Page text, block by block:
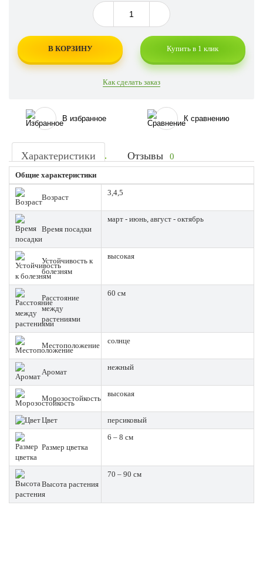
В КОРЗИНУ Купить в 1 клик
Как сделать заказ
В избранное К сравнению
Характеристики Отзывы 0
Общие характеристики
Возраст
3,4,5
Время посадки
март - июнь, август - октябрь
Устойчивость к
болезням
высокая
Расстояние
между
растениями
60 см
Местоположение
солнце
Аромат
нежный
Морозостойкость
высокая
Цвет персиковый
Размер цветка
6 – 8 см
Высота растения
70 – 90 см